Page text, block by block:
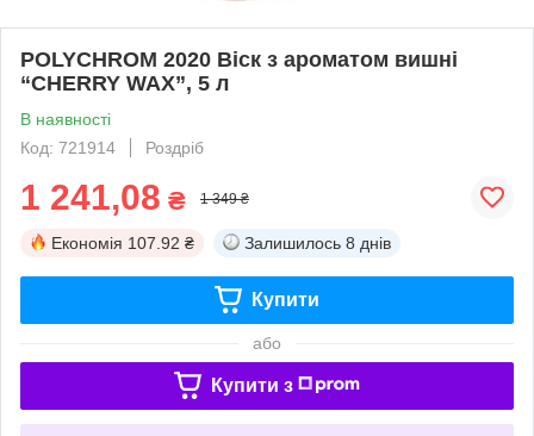
POLYCHROM 2020 Віск з ароматом вишні
“CHERRY WAX”, 5 л
В наявності
Код: 721914
Роздріб
1 241,08 ₴ 1 349 ₴
Економія 107.92 ₴ Залишилось 8 днів
Купити
або
Купити з